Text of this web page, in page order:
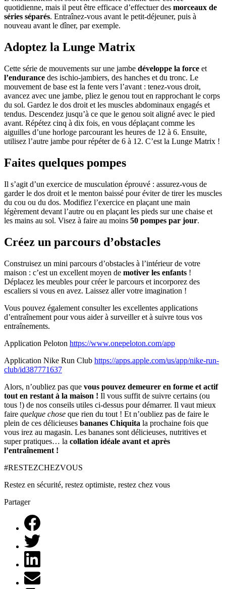
quotidienne, mais il peut être efficace d’effectuer des morceaux de
séries séparés. Entraînez-vous avant le petit-déjeuner, puis à
nouveau avant le dîner, par exemple.
Adoptez la Lunge Matrix
Cette série de mouvements sur une jambe développe la force et
l’endurance des ischio-jambiers, des hanches et du tronc. Le
mouvement de base est la fente vers l’avant : tenez-vous droit,
avancez avec une jambe, pliez le genou tout en rapprochant le corps
du sol. Gardez le dos droit et les muscles abdominaux engagés et
tendus. Descendez jusqu’à ce que le genou soit aligné avec le pied
avant. Répétez cinq à dix fois, en vous déplaçant comme les
aiguilles d’une horloge parcourant les heures de 12 à 6. Ensuite,
utilisez l’autre jambe pour répéter de 6 à 12. C’est la Lunge Matrix !
Faites quelques pompes
Il s’agit d’un exercice de musculation éprouvé : assurez-vous de
garder le dos droit et le menton baissé pour éviter de tirer les muscles
du cou ou du dos. Modifiez l’exercice en plaçant une main
légèrement devant l’autre ou en plaçant les pieds sur une chaise et
les mains au sol. Visez à faire au moins 50 pompes par jour.
Créez un parcours d’obstacles
Construisez un mini parcours d’obstacles à l’intérieur de votre
maison : c’est un excellent moyen de motiver les enfants !
Déplacez les meubles pour créer le parcours et incorporez des
escaliers si vous en avez. Laissez aller votre imagination !
Vous pouvez également consulter les excellentes applications
d’entraînement pour vous aider à surveiller et à suivre tous vos
entraînements.
Application Peloton https://www.onepeloton.com/app
Application Nike Run Club https://apps.apple.com/us/app/nike-run-
club/id387771637
Alors, n’oubliez pas que vous pouvez demeurer en forme et actif
tout en restant à la maison ! Il vous suffit de suivre certains (ou
tous !) de nos conseils utiles ci-dessus pour démarrer. Il vaut mieux
faire quelque chose que rien du tout ! Et n’oubliez pas de faire le
plein de ces délicieuses bananes Chiquita la prochaine fois que
vous irez au magasin. Les bananes sont délicieuses, nutritives et
super pratiques… la collation idéale avant et après
l’entraînement !
#RESTEZCHEZVOUS
Restez en sécurité, restez optimiste, restez chez vous
Partager